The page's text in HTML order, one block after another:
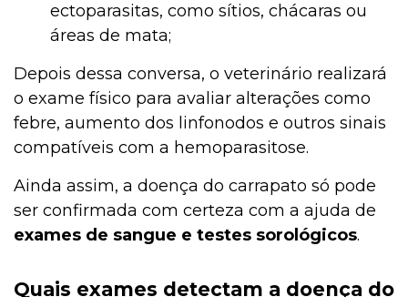
ectoparasitas, como sítios, chácaras ou
áreas de mata;
Depois dessa conversa, o veterinário realizará
o exame físico para avaliar alterações como
febre, aumento dos linfonodos e outros sinais
compatíveis com a hemoparasitose.
Ainda assim, a doença do carrapato só pode
ser confirmada com certeza com a ajuda de
exames de sangue e testes sorológicos.
Quais exames detectam a doença do